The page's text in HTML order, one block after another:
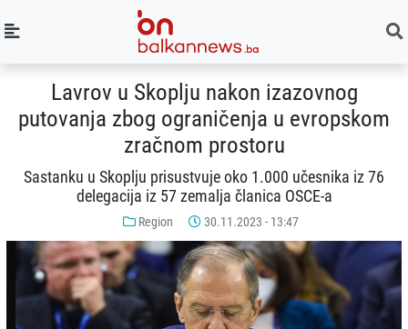
Lavrov u Skoplju nakon izazovnog
putovanja zbog ograničenja u evropskom
zračnom prostoru
Sastanku u Skoplju prisustvuje oko 1.000 učesnika iz 76
delegacija iz 57 zemalja članica OSCE-a
Region 30.11.2023 - 13:47